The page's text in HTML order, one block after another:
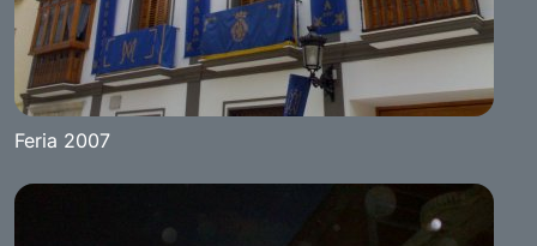
Feria 2007